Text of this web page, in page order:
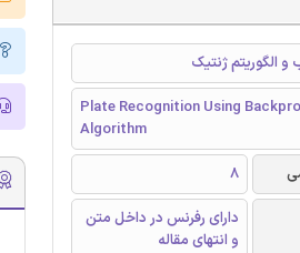
الگوریتم ژنتیک
Plate Recognition Using
Algorithm
8
دارای رفرنس در داخل متن
و انتهای مقاله